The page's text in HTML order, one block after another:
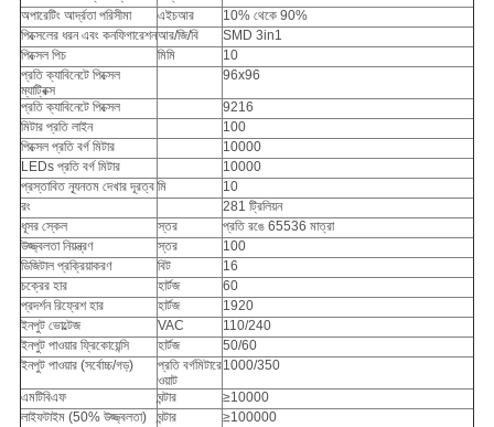
অপারেটিং আর্দ্রতা পরিসীমা
এইচআর
10% থেকে 90%
পিক্সেলের ধরন এবং কনফিগারেশনআর/জি/বি
SMD 3in1
পিক্সেল পিচ
মিমি
10
প্রতি ক্যাবিনেটে পিক্সেল
ম্যাট্রিক্স
96x96
প্রতি ক্যাবিনেটে পিক্সেল
9216
মিটার প্রতি লাইন
100
পিক্সেল প্রতি বর্গ মিটার
10000
LEDs প্রতি বর্গ মিটার
10000
প্রস্তাবিত ন্যূনতম দেখার দূরত্ব মি
10
রং
281 ট্রিলিয়ন
ধূসর স্কেল
স্তর
প্রতি রঙে 65536 মাত্রা
উজ্জ্বলতা নিয়ন্ত্রণ
স্তর
100
ডিজিটাল প্রক্রিয়াকরণ
বিট
16
চক্রের হার
হার্টজ
60
প্রদর্শন রিফ্রেশ হার
হার্টজ
1920
ইনপুট ভোল্টেজ
VAC
110/240
ইনপুট পাওয়ার ফ্রিকোয়েন্সি
হার্টজ
50/60
ইনপুট পাওয়ার (সর্বোচ্চ/গড়)
প্রতি বর্গমিটারে
ওয়াট
1000/350
এমটিবিএফ ঘন্টার
≥10000
লাইফটাইম (50% উজ্জ্বলতা)
ঘন্টার
≥100000